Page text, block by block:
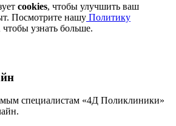
cookies, чтобы улучшить ваш
Посмотрите нашу Политику
чтобы узнать больше.
специалистам «4Д Поликлиники»